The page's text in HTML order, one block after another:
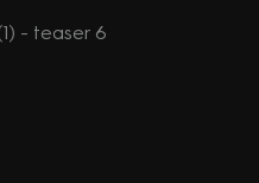
- teaser 6